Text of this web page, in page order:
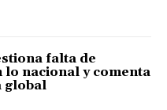
falta de
lo nacional y comenta
global